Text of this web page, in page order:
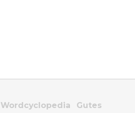
Wordcyclopedia
Gutes